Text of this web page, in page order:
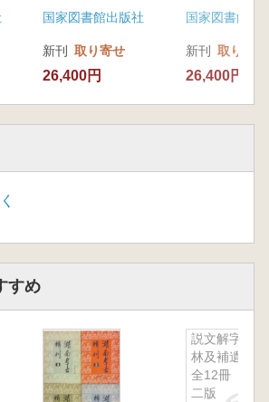
国家図書館出版社
新刊 取り寄せ
26,400円
国家図書館出
新刊 取り寄せ
26,400円
すめ
説文解字詁
林及補遺
全12冊 第
二版